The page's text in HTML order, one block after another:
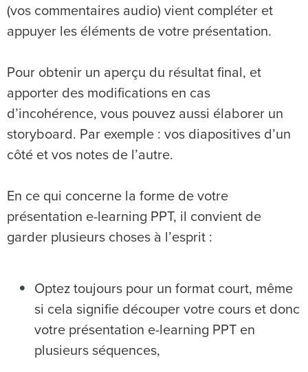
(vos commentaires audio) vient compléter et
appuyer les éléments de votre présentation.
Pour obtenir un aperçu du résultat final, et
apporter des modifications en cas
d’incohérence, vous pouvez aussi élaborer un
storyboard. Par exemple : vos diapositives d’un
côté et vos notes de l’autre.
En ce qui concerne la forme de votre
présentation e-learning PPT, il convient de
garder plusieurs choses à l’esprit :
Optez toujours pour un format court, même
si cela signifie découper votre cours et donc
votre présentation e-learning PPT en
plusieurs séquences,